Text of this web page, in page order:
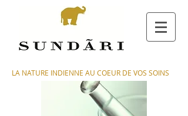
LA NATURE INDIENNE AU COEUR DE VOS SOINS